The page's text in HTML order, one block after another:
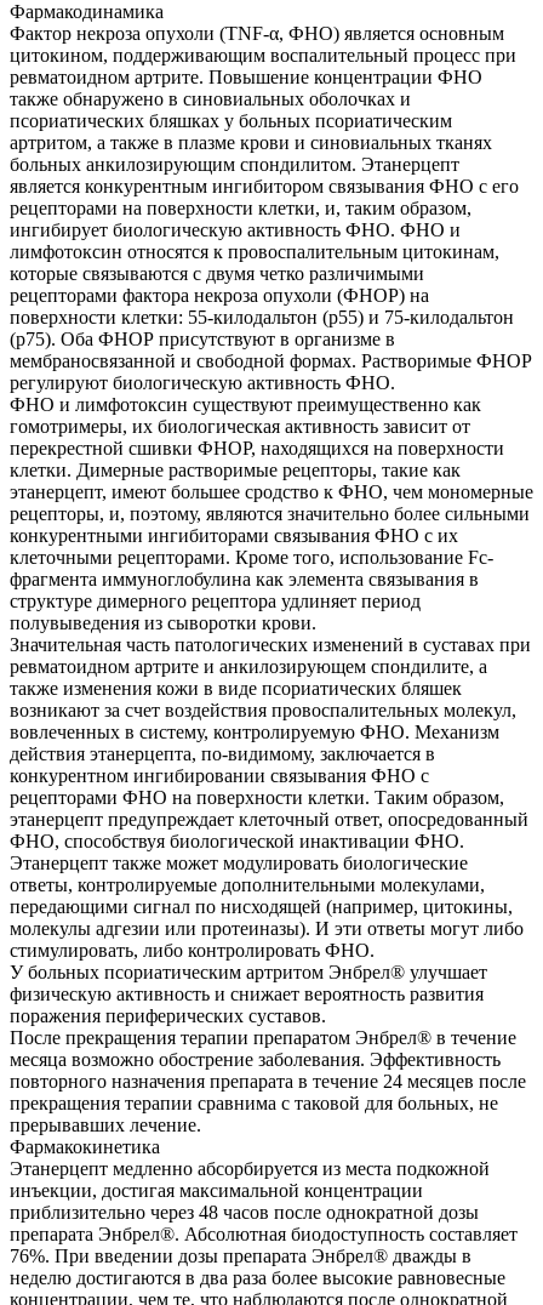
Фармакодинамика
Фактор некроза опухоли (TNF-α, ФНО) является основным
цитокином, поддерживающим воспалительный процесс при
ревматоидном артрите. Повышение концентрации ФНО
также обнаружено в синовиальных оболочках и
псориатических бляшках у больных псориатическим
артритом, а также в плазме крови и синовиальных тканях
больных анкилозирующим спондилитом. Этанерцепт
является конкурентным ингибитором связывания ФНО с его
рецепторами на поверхности клетки, и, таким образом,
ингибирует биологическую активность ФНО. ФНО и
лимфотоксин относятся к провоспалительным цитокинам,
которые связываются с двумя четко различимыми
рецепторами фактора некроза опухоли (ФНОР) на
поверхности клетки: 55-килодальтон (р55) и 75-килодальтон
(p75). Оба ФНОР присутствуют в организме в
мембраносвязанной и свободной формах. Растворимые ФНОР
регулируют биологическую активность ФНО.
ФНО и лимфотоксин существуют преимущественно как
гомотримеры, их биологическая активность зависит от
перекрестной сшивки ФНОР, находящихся на поверхности
клетки. Димерные растворимые рецепторы, такие как
этанерцепт, имеют большее сродство к ФНО, чем мономерные
рецепторы, и, поэтому, являются значительно более сильными
конкурентными ингибиторами связывания ФНО с их
клеточными рецепторами. Кроме того, использование Fc-
фрагмента иммуноглобулина как элемента связывания в
структуре димерного рецептора удлиняет период
полувыведения из сыворотки крови.
Значительная часть патологических изменений в суставах при
ревматоидном артрите и анкилозирующем спондилите, а
также изменения кожи в виде псориатических бляшек
возникают за счет воздействия провоспалительных молекул,
вовлеченных в систему, контролируемую ФНО. Механизм
действия этанерцепта, по-видимому, заключается в
конкурентном ингибировании связывания ФНО с
рецепторами ФНО на поверхности клетки. Таким образом,
этанерцепт предупреждает клеточный ответ, опосредованный
ФНО, способствуя биологической инактивации ФНО.
Этанерцепт также может модулировать биологические
ответы, контролируемые дополнительными молекулами,
передающими сигнал по нисходящей (например, цитокины,
молекулы адгезии или протеиназы). И эти ответы могут либо
стимулировать, либо контролировать ФНО.
У больных псориатическим артритом Энбрел® улучшает
физическую активность и снижает вероятность развития
поражения периферических суставов.
После прекращения терапии препаратом Энбрел® в течение
месяца возможно обострение заболевания. Эффективность
повторного назначения препарата в течение 24 месяцев после
прекращения терапии сравнима с таковой для больных, не
прерывавших лечение.
Фармакокинетика
Этанерцепт медленно абсорбируется из места подкожной
инъекции, достигая максимальной концентрации
приблизительно через 48 часов после однократной дозы
препарата Энбрел®. Абсолютная биодоступность составляет
76%. При введении дозы препарата Энбрел® дважды в
неделю достигаются в два раза более высокие равновесные
концентрации, чем те, что наблюдаются после однократной